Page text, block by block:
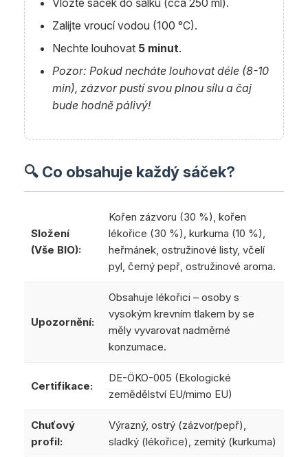
Vložte sáček do šálku (cca 250 ml).
Zalijte vroucí vodou (100 °C).
Nechte louhovat 5 minut.
Pozor: Pokud necháte louhovat déle (8-10
min), zázvor pustí svou plnou sílu a čaj
bude hodně pálivý!
🔍 Co obsahuje každý sáček?
Složení
(Vše BIO):
Kořen zázvoru (30 %), kořen
lékořice (30 %), kurkuma (10 %),
heřmánek, ostružinové listy, včelí
pyl, černý pepř, ostružinové aroma.
Upozornění:
Obsahuje lékořici – osoby s
vysokým krevním tlakem by se
měly vyvarovat nadměrné
konzumace.
Certifikace:
DE-ÖKO-005 (Ekologické
zemědělství EU/mimo EU)
Chuťový
profil:
Výrazný, ostrý (zázvor/pepř),
sladký (lékořice), zemitý (kurkuma)